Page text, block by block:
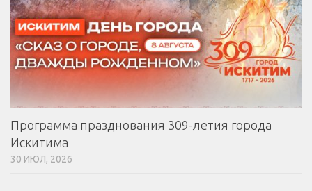
Программа празднования 309-летия города
Искитима
30 ИЮЛ, 2026